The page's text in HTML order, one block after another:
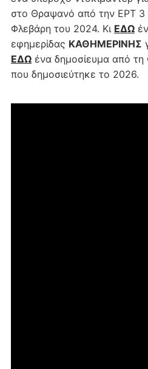
στο Θραψανό από την ΕΡΤ 3
Φλεβάρη του 2024. Κι ΕΔΩ
εφημερίδας ΚΑΘΗΜΕΡΙΝΗΣ
ΕΔΩένα δημοσίευμα από τη
που δημοσιεύτηκε το 2026.